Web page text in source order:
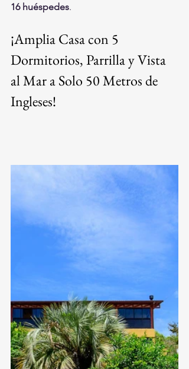
16 huéspedes.
¡Amplia Casa con 5
Dormitorios, Parrilla y Vista
al Mar a Solo 50 Metros de
Ingleses!